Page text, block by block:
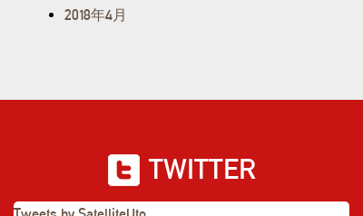
2018年4月
TWITTER